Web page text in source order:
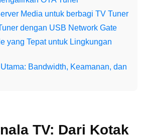
Media untuk berbagi TV Tuner
dengan USB Network Gate
yang Tepat untuk Lingkungan
Bandwidth, Keamanan, dan
TV: Dari Kotak